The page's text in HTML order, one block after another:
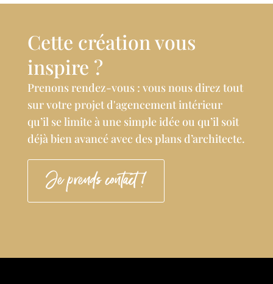
Cette création vous
inspire ?
Prenons rendez-vous : vous nous direz tout
sur votre projet d'agencement intérieur
qu’il se limite à une simple idée ou qu’il soit
déjà bien avancé avec des plans d’architecte.
Je prends contact !